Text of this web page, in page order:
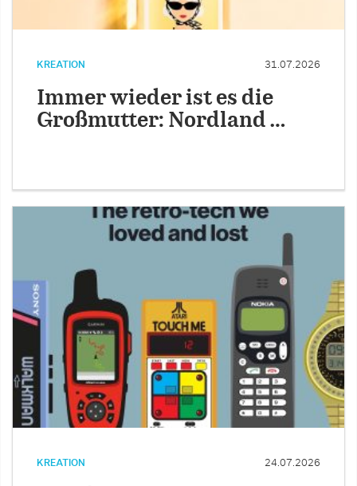
KREATION 31.07.2026
Immer wieder ist es die
Großmutter: Nordland …
KREATION 24.07.2026